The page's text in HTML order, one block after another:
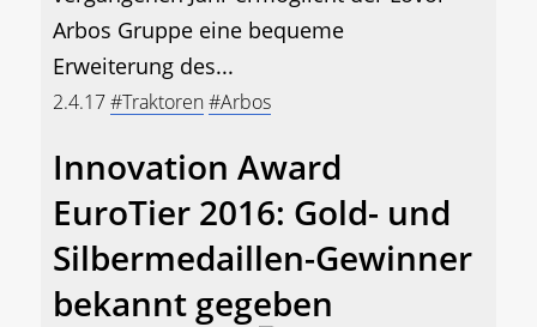
Arbos Gruppe eine bequeme
Erweiterung des...
2.4.17#Traktoren#Arbos
Innovation Award
EuroTier 2016: Gold- und
Silbermedaillen-Gewinner
bekannt gegeben